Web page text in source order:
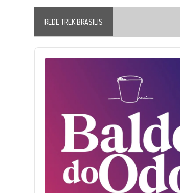
REDE TREK BRASILIS
Audio
Player